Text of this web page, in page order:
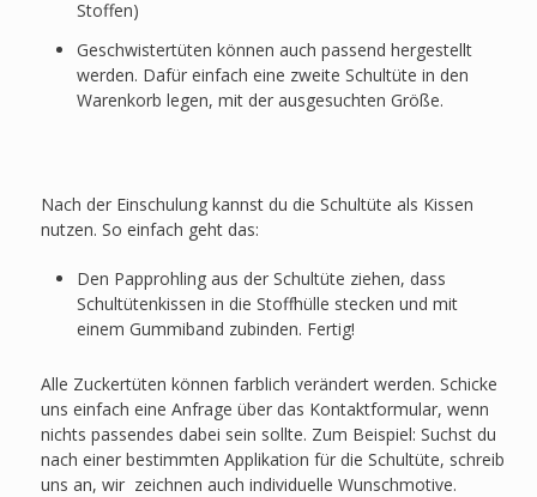
Stoffen)
Geschwistertüten können auch passend hergestellt
werden. Dafür einfach eine zweite Schultüte in den
Warenkorb legen, mit der ausgesuchten Größe.
Nach der Einschulung kannst du die Schultüte als Kissen
nutzen. So einfach geht das:
Den Papprohling aus der Schultüte ziehen, dass
Schultütenkissen in die Stoffhülle stecken und mit
einem Gummiband zubinden. Fertig!
Alle Zuckertüten können farblich verändert werden. Schicke
uns einfach eine Anfrage über das Kontaktformular, wenn
nichts passendes dabei sein sollte. Zum Beispiel: Suchst du
nach einer bestimmten Applikation für die Schultüte, schreib
uns an, wir zeichnen auch individuelle Wunschmotive.